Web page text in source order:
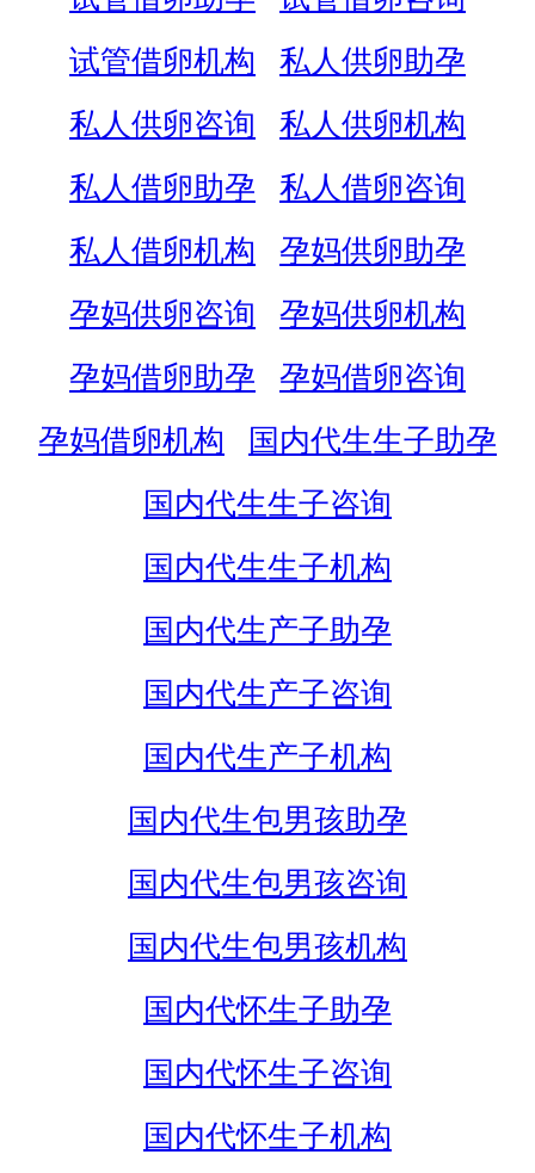
试管借卵机构
私人供卵助孕
私人供卵咨询
私人供卵机构
私人借卵助孕
私人借卵咨询
私人借卵机构
孕妈供卵助孕
孕妈供卵咨询
孕妈供卵机构
孕妈借卵助孕
孕妈借卵咨询
孕妈借卵机构
国内代生生子助孕
国内代生生子咨询
国内代生生子机构
国内代生产子助孕
国内代生产子咨询
国内代生产子机构
国内代生包男孩助孕
国内代生包男孩咨询
国内代生包男孩机构
国内代怀生子助孕
国内代怀生子咨询
国内代怀生子机构